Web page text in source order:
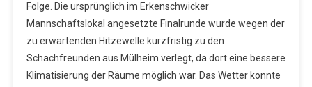
Folge. Die ursprünglich im Erkenschwicker
Mannschaftslokal angesetzte Finalrunde wurde wegen der
zu erwartenden Hitzewelle kurzfristig zu den
Schachfreunden aus Mülheim verlegt, da dort eine bessere
Klimatisierung der Räume möglich war. Das Wetter konnte